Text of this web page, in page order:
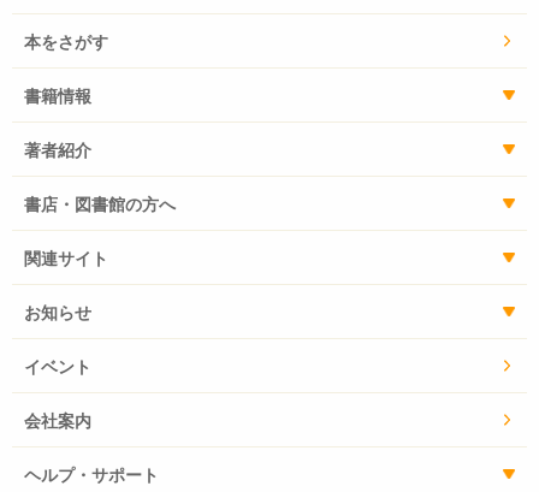
本をさがす
書籍情報
著者紹介
書店・図書館の方へ
関連サイト
お知らせ
イベント
会社案内
ヘルプ・サポート